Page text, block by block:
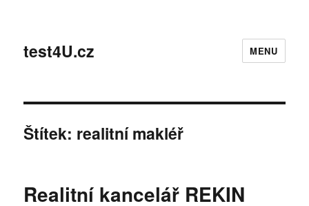
test4U.cz MENU
Štítek: realitní makléř
Realitní kancelář REKIN